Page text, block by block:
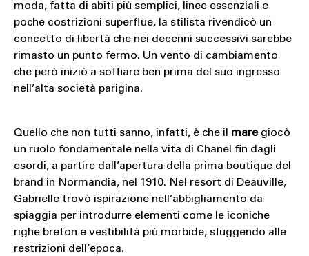
moda, fatta di abiti più semplici, linee essenziali e
poche costrizioni superflue, la stilista rivendicò un
concetto di libertà che nei decenni successivi sarebbe
rimasto un punto fermo. Un vento di cambiamento
che però iniziò a soffiare ben prima del suo ingresso
nell’alta società parigina.
Quello che non tutti sanno, infatti, è che il maregiocò
un ruolo fondamentale nella vita di Chanel fin dagli
esordi, a partire dall’apertura della prima boutique del
brand in Normandia, nel 1910. Nel resort di Deauville,
Gabrielle trovò ispirazione nell’abbigliamento da
spiaggia per introdurre elementi come le iconiche
righe breton e vestibilità più morbide, sfuggendo alle
restrizioni dell’epoca.